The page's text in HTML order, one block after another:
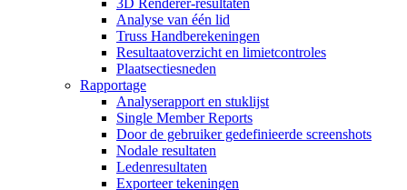
3D Renderer-resultaten
Analyse van één lid
Truss Handberekeningen
Resultaatoverzicht en limietcontroles
Plaatsectiesneden
Rapportage
Analyserapport en stuklijst
Single Member Reports
Door de gebruiker gedefinieerde screenshots
Nodale resultaten
Ledenresultaten
Exporteer tekeningen